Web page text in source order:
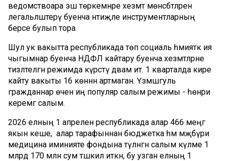
ведомствоара эш төркемнәре хезмәт мөнәсәбәтләрен
легальләштерү буенча нәтиҗәле инструментларның
берсе булып тора.
Шул ук вакытта республикада төп социаль әһәмияткә ия
чыгымнар буенча НДФЛ кайтару буенча хезмәтләрне
тизләтелгән режимда күрсәтү дәвам итә. 1 кварталда кире
кайту вакыты 16 көннән артмаган. Үзмәшгуль
гражданнар өчен иң популяр салым режимы - һөнәри
керемгә салым.
2026 елның 1 апреленә республикада алар 466 меңгә
якын кеше, ә алар тарафыннан бюджетка һәм мәҗбүри
медицина иминияте фондына түләнгән салым күләме 1
млрд 170 млн сум тәшкил иткән, бу узган елның 1